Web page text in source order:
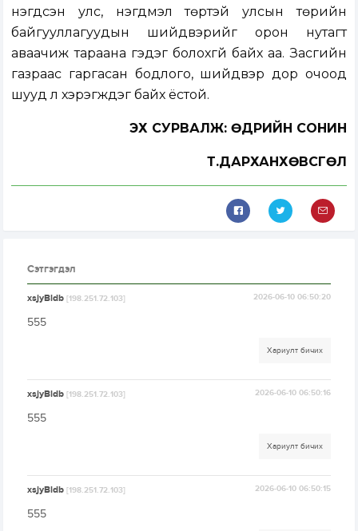
нэгдсэн улс, нэгдмэл төртэй улсын төрийн
байгууллагуудын шийдвэрийг орон нутагт
аваачиж тараана гэдэг болохгүй байх аа. Засгийн
газраас гаргасан бодлого, шийдвэр дор очоод
шууд л хэрэгждэг байх ёстой.
ЭХ СУРВАЛЖ: ӨДРИЙН СОНИН
Т.ДАРХАНХӨВСГӨЛ
Сэтгэгдэл
xsjyBldb[198.251.72.103] 2026-06-10 06:50:20
555
Хариулт бичих
xsjyBldb[198.251.72.103] 2026-06-10 06:50:16
555
Хариулт бичих
xsjyBldb[198.251.72.103] 2026-06-10 06:50:15
555